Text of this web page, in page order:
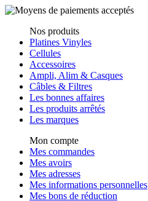
Nos produits
Platines Vinyles
Cellules
Accessoires
Ampli, Alim & Casques
Câbles & Filtres
Les bonnes affaires
Les produits arrêtés
Les marques
Mon compte
Mes commandes
Mes avoirs
Mes adresses
Mes informations personnelles
Mes bons de réduction